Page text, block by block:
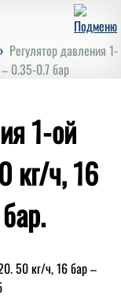
Регулятор давления 1-
0.35-0.7 бар
1-ой
кг/ч, 16